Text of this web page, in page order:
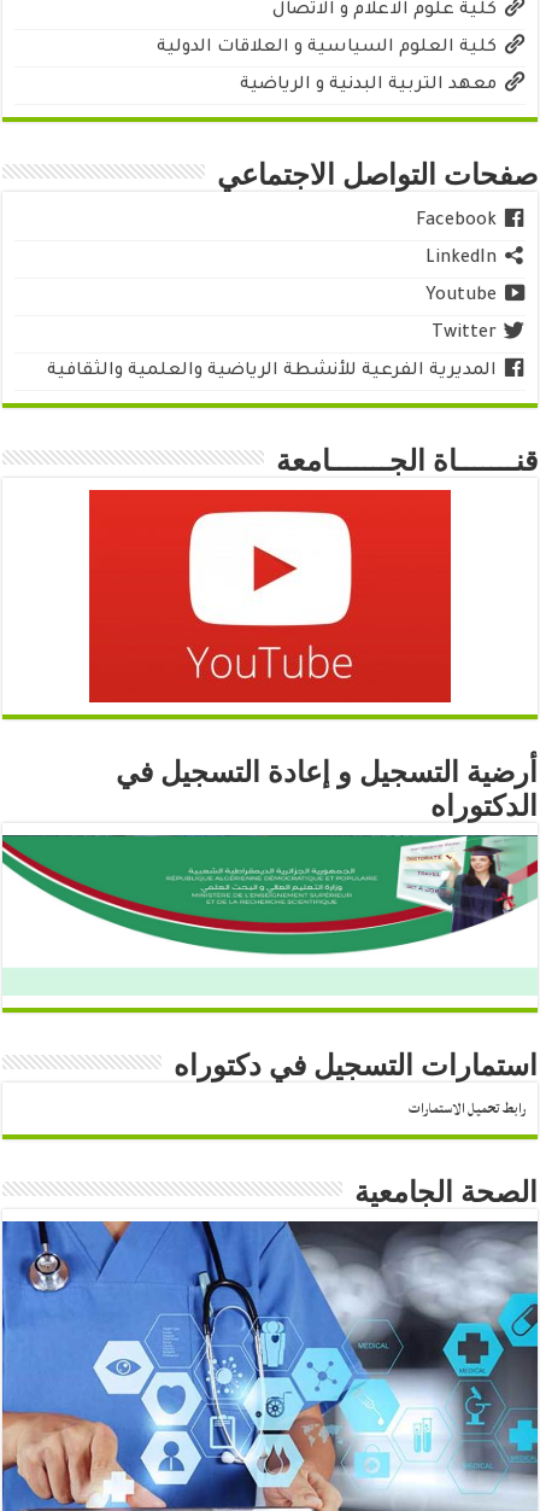
كلية علوم الاعلام و الاتصال
كلية العلوم السياسية و العلاقات الدولية
معهد التربية البدنية و الرياضية
صفحات التواصل الاجتماعي
Facebook
LinkedIn
Youtube
Twitter
المديرية الفرعية للأنشطة الرياضية والعلمية والثقافية
قنـــــــاة الجـــــــامعة
أرضية التسجيل و إعادة التسجيل في
الدكتوراه
استمارات التسجيل في دكتوراه
رابط تحميل الاستمارات
الصحة الجامعية